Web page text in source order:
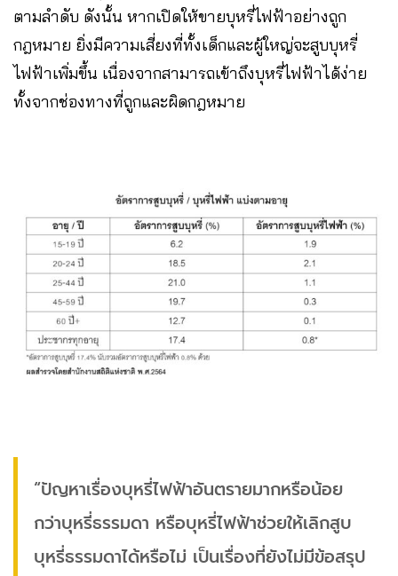
ตามลำดับ ดังนั้น หากเปิดให้ขายบุหรี่ไฟฟ้าอย่างถูก
กฎหมาย ยิ่งมีความเสี่ยงที่ทั้งเด็กและผู้ใหญ่จะสูบบุหรี่
ไฟฟ้าเพิ่มขึ้น เนื่องจากสามารถเข้าถึงบุหรี่ไฟฟ้าได้ง่าย
ทั้งจากช่องทางที่ถูกและผิดกฎหมาย
“ปัญหาเรื่องบุหรี่ไฟฟ้าอันตรายมากหรือน้อย
กว่าบุหรี่ธรรมดา หรือบุหรี่ไฟฟ้าช่วยให้เลิกสูบ
บุหรี่ธรรมดาได้หรือไม่ เป็นเรื่องที่ยังไม่มีข้อสรุป